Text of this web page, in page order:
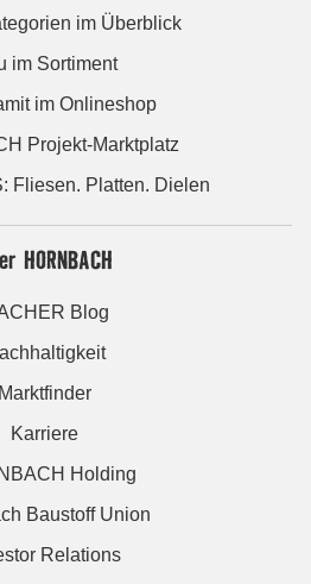
im Überblick
im Sortiment
im Onlineshop
Projekt-Marktplatz
Fliesen. Platten. Dielen
HORNBACH
Blog
Marktfinder
Karriere
Holding
Baustoff Union
Relations